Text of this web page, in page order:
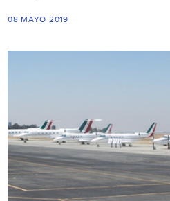
08 MAYO 2019